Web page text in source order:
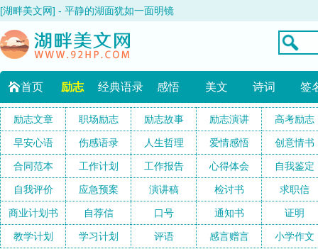
[湖畔美文网] - 平静的湖面犹如一面明镜
首页 励志 经典语录 感悟 美文 诗词 签
励志文章 职场励志 励志故事 励志演讲 高考励志
早安心语 伤感语录 人生哲理 爱情感悟 创意情书
合同范本 工作计划 工作报告 心得体会 自我鉴定
自我评价 应急预案 演讲稿 检讨书 求职信
商业计划书 自荐信 口号 通知书 证明
教学计划 学习计划 评语 感言赠言 小学作文